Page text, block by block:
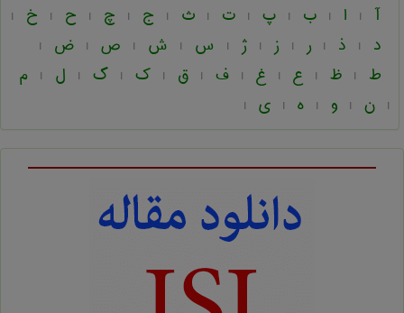
آ | ا | ب | پ | ت | ث | ج | چ | ح | خ |
د | ذ | ر | ز | ژ | س | ش | ص | ض |
ط | ظ | ع | غ | ف | ق | ک | گ | ل | م
| ن | و | ه | ی |